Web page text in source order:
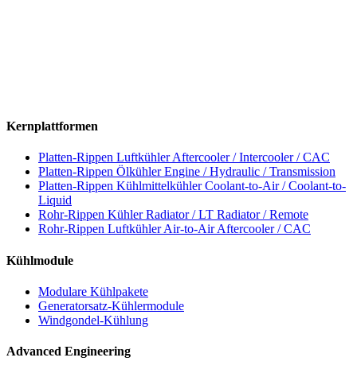
Kernplattformen
Platten-Rippen LuftkühlerAftercooler / Intercooler / CAC
Platten-Rippen ÖlkühlerEngine / Hydraulic / Transmission
Platten-Rippen KühlmittelkühlerCoolant-to-Air / Coolant-to-
Liquid
Rohr-Rippen KühlerRadiator / LT Radiator / Remote
Rohr-Rippen LuftkühlerAir-to-Air Aftercooler / CAC
Kühlmodule
Modulare Kühlpakete
Generatorsatz-Kühlermodule
Windgondel-Kühlung
Advanced Engineering